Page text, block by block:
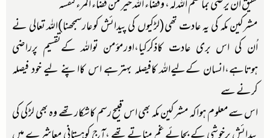
حقيق أن يرضى بما قسم الله له، وقضاء الله خير من قضاء المرء لنفسه‘‘
مشرکین مکہ کی یہ عادت تھی(لڑکیوں کی پیدائش کوعارسمجھنا)اللہ تعالی نے
اُن کی اس بری عادت کاذکرکیا،اورمؤمن تواللہ کےتقسیم پرراضی
ہوتاہے،انسان کےلیےاللہ کافیصلہ بہترہے اس کااپنے لیے خود فیصلہ
کرنے سے
اس سےمعلوم ہواکہ مشرکین مکہ بھی اس قبیح رسم کاشکارتھے وہ بھی لڑکی کی